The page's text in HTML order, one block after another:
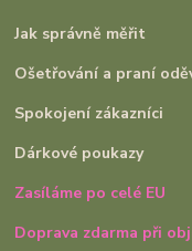
Jak správně měřit
Ošetřování a praní
Spokojení zákazníci
Dárkové poukazy
Zasíláme po celé EU
Doprava zdarma při